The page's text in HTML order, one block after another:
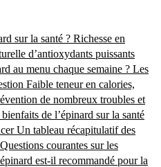
sur la santé ? Richesse en
d’antioxydants puissants
au menu chaque semaine ? Les
Faible teneur en calories,
de nombreux troubles et
de l’épinard sur la santé
Un tableau récapitulatif des
Questions courantes sur les
est-il recommandé pour la